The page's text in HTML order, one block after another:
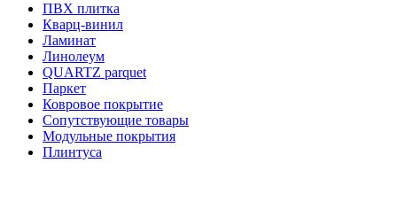
ПВХ плитка
Кварц-винил
Ламинат
Линолеум
QUARTZ parquet
Паркет
Ковровое покрытие
Сопутствующие товары
Модульные покрытия
Плинтуса